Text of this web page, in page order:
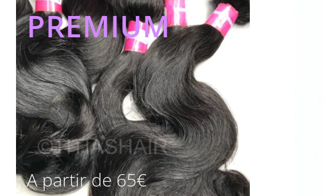
PREMIUM
A partir de 65€